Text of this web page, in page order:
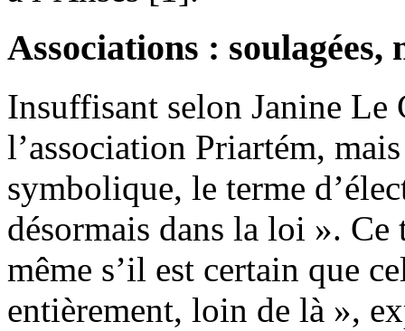
Associations : soulagées,
Insuffisant selon Janine Le
l’association Priartém,
symbolique, le terme
désormais dans la loi ». Ce
même s’il est certain que
entièrement, loin de là »,